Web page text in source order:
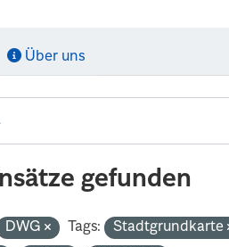
Über uns
gefunden
DWG Tags:
Stadtgrundkarte